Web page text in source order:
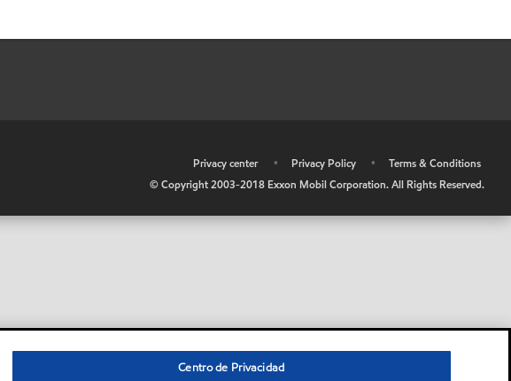
Privacy center • Privacy Policy •
Terms & Conditions
© Copyright 2003-2018 Exxon Mobil Corporation. All Rights Reserved.
Centro de Privacidad